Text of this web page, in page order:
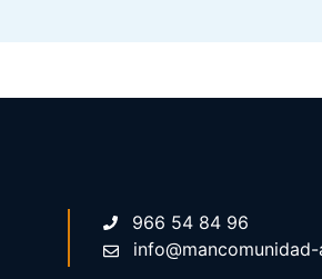
966 54 84 96